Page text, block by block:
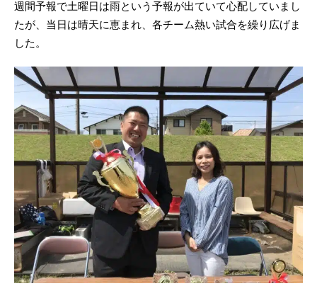
週間予報で土曜日は雨という予報が出ていて心配していまし
たが、当日は晴天に恵まれ、各チーム熱い試合を繰り広げま
した。